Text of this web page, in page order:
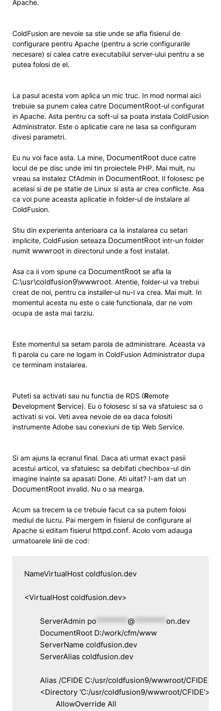
Apache.
ColdFusion are nevoie sa stie unde se afla fisierul de
configurare pentru Apache (pentru a scrie configurarile
necesare) si calea catre executabilul server-ului pentru a se
putea folosi de el.
La pasul acesta vom aplica un mic truc. In mod normal aici
trebuie sa punem calea catre DocumentRoot-ul configurat
in Apache. Asta pentru ca soft-ul sa poata instala ColdFusion
Administrator. Este o aplicatie care ne lasa sa configuram
divesi parametri.
Eu nu voi face asta. La mine, DocumentRoot duce catre
locul de pe disc unde imi tin proiectele PHP. Mai mult, nu
vreau sa instalez CfAdmin in DocumentRoot. Il folosesc pe
acelasi si de pe statie de Linux si asta ar crea conflicte. Asa
ca voi pune aceasta aplicatie in folder-ul de instalare al
ColdFusion.
Stiu din experienta anterioara ca la instalarea cu setari
implicite, ColdFusion seteaza DocumentRoot intr-un folder
numit wwwroot in directorul unde a fost instalat.
Asa ca ii vom spune ca DocumentRoot se afla la
C:\usr\coldfusion9\wwwroot. Atentie, folder-ul va trebui
creat de noi, pentru ca installer-ul nu-l va crea. Mai mult. In
momentul acesta nu este o cale functionala, dar ne vom
ocupa de asta mai tarziu.
Este momentul sa setam parola de administrare. Aceasta va
fi parola cu care ne logam in ColdFusion Administrator dupa
ce terminam instalarea.
Puteti sa activati sau nu functia de RDS (Remote
Development Service). Eu o folosesc si sa va sfatuiesc sa o
activati si voi. Veti avea nevoie de ea daca folositi
instrumente Adobe sau conexiuni de tip Web Service.
Si am ajuns la ecranul final. Daca ati urmat exact pasii
acestui articol, va sfatuiesc sa debifati chechbox-ul din
imagine inainte sa apasati Done. Ati uitat? I-am dat un
DocumentRoot invalid. Nu o sa mearga.
Acum sa trecem la ce trebuie facut ca sa putem folosi
mediul de lucru. Pai mergem in fisierul de configurare al
Apache si editam fisierul httpd.conf. Acolo vom adauga
urmatoarele linii de cod:
NameVirtualHost coldfusion.dev
<VirtualHost coldfusion.dev>
	ServerAdmin
po ******** @ ******** on.dev